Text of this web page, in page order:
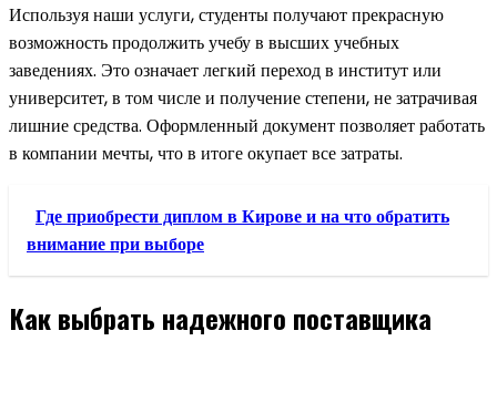
Используя наши услуги, студенты получают прекрасную
возможность продолжить учебу в высших учебных
заведениях. Это означает легкий переход в институт или
университет, в том числе и получение степени, не затрачивая
лишние средства. Оформленный документ позволяет работать
в компании мечты, что в итоге окупает все затраты.
Где приобрести диплом в Кирове и на что обратить
внимание при выборе
Как выбрать надежного поставщика